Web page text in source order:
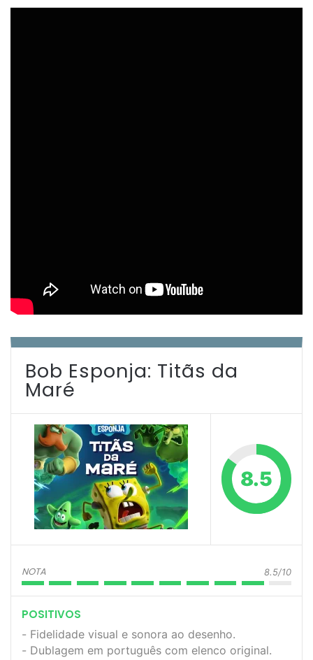
Bob Esponja: Titãs da
Maré
8.5
NOTA 8.5/10
POSITIVOS
Fidelidade visual e sonora ao desenho.
Dublagem em português com elenco original.